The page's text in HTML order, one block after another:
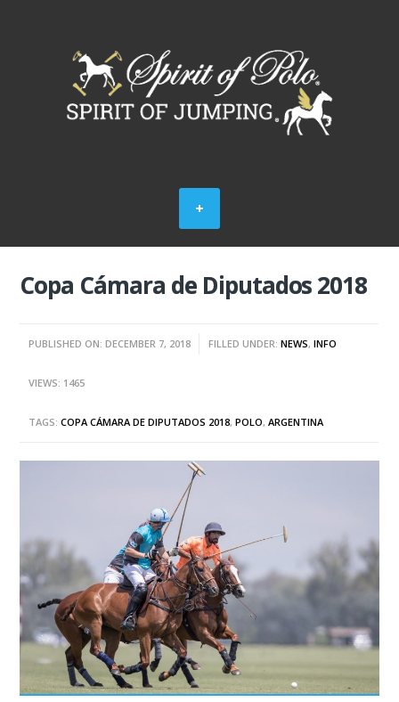
Copa Cámara de Diputados 2018
PUBLISHED ON: DECEMBER 7, 2018 FILLED UNDER:NEWS,INFO
VIEWS: 1465
TAGS:COPA CÁMARA DE DIPUTADOS 2018,POLO,ARGENTINA